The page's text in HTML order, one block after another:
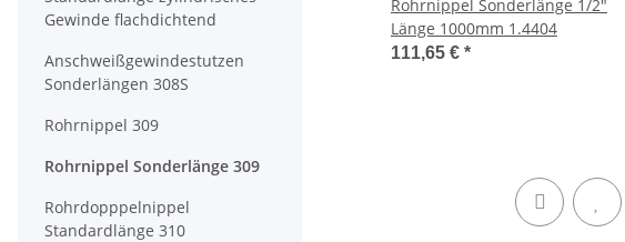
Rohrnippel Sonderlänge 1/2"
Länge 1000mm 1.4404
111,65 € *
Gewinde flachdichtend
Anschweißgewindestutzen
Sonderlängen 308S
Rohrnippel 309
Rohrnippel Sonderlänge 309
Rohrdopppelnippel
Standardlänge 310